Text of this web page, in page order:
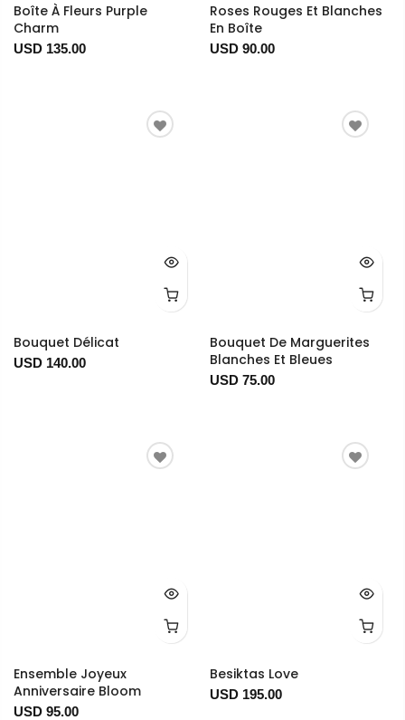
Boîte À Fleurs Purple
Charm
USD 135.00
Roses Rouges Et Blanches
En Boîte
USD 90.00
Bouquet Délicat
USD 140.00
Bouquet De Marguerites
Blanches Et Bleues
USD 75.00
Ensemble Joyeux
Anniversaire Bloom
USD 95.00
Besiktas Love
USD 195.00